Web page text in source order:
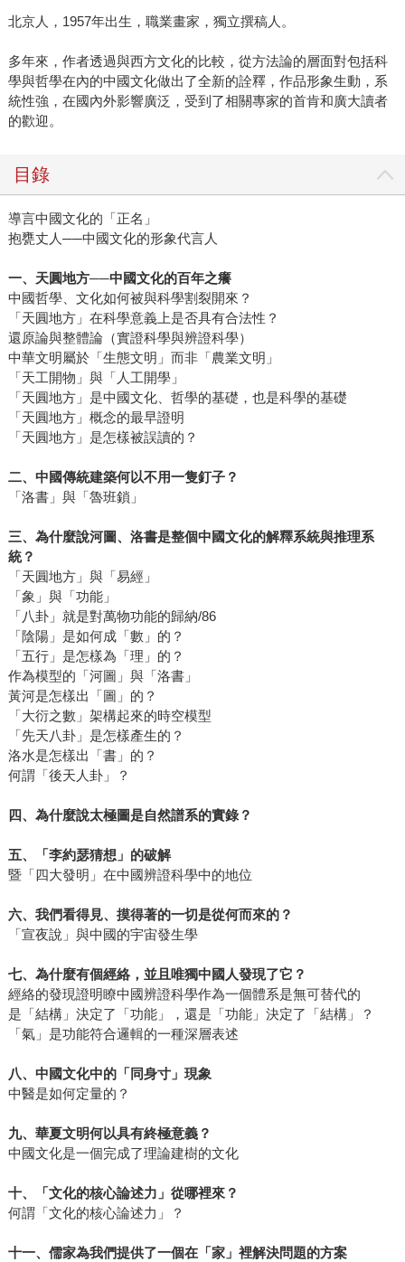
北京人，1957年出生，職業畫家，獨立撰稿人。
多年來，作者透過與西方文化的比較，從方法論的層面對包括科
學與哲學在內的中國文化做出了全新的詮釋，作品形象生動，系
統性強，在國內外影響廣泛，受到了相關專家的首肯和廣大讀者
的歡迎。
目錄
導言中國文化的「正名」
抱甕丈人──中國文化的形象代言人
一、天圓地方──中國文化的百年之癢
中國哲學、文化如何被與科學割裂開來？
「天圓地方」在科學意義上是否具有合法性？
還原論與整體論（實證科學與辨證科學）
中華文明屬於「生態文明」而非「農業文明」
「天工開物」與「人工開學」
「天圓地方」是中國文化、哲學的基礎，也是科學的基礎
「天圓地方」概念的最早證明
「天圓地方」是怎樣被誤讀的？
二、中國傳統建築何以不用一隻釘子？
「洛書」與「魯班鎖」
三、為什麼說河圖、洛書是整個中國文化的解釋系統與推理系
統？
「天圓地方」與「易經」
「象」與「功能」
「八卦」就是對萬物功能的歸納/86
「陰陽」是如何成「數」的？
「五行」是怎樣為「理」的？
作為模型的「河圖」與「洛書」
黃河是怎樣出「圖」的？
「大衍之數」架構起來的時空模型
「先天八卦」是怎樣產生的？
洛水是怎樣出「書」的？
何謂「後天人卦」？
四、為什麼說太極圖是自然譜系的實錄？
五、「李約瑟猜想」的破解
暨「四大發明」在中國辨證科學中的地位
六、我們看得見、摸得著的一切是從何而來的？
「宣夜說」與中國的宇宙發生學
七、為什麼有個經絡，並且唯獨中國人發現了它？
經絡的發現證明瞭中國辨證科學作為一個體系是無可替代的
是「結構」決定了「功能」，還是「功能」決定了「結構」？
「氣」是功能符合邏輯的一種深層表述
八、中國文化中的「同身寸」現象
中醫是如何定量的？
九、華夏文明何以具有終極意義？
中國文化是一個完成了理論建樹的文化
十、「文化的核心論述力」從哪裡來？
何謂「文化的核心論述力」？
十一、儒家為我們提供了一個在「家」裡解決問題的方案